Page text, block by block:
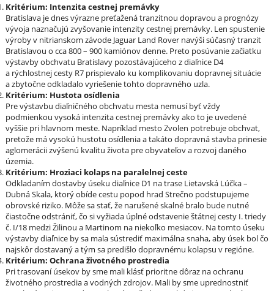
Kritérium: Intenzita cestnej premávky
Bratislava je dnes výrazne preťažená tranzitnou dopravou a prognózy
vývoja naznačujú zvyšovanie intenzity cestnej premávky. Len spustenie
výroby v nitrianskom závode Jaguar Land Rover navýši súčasný tranzit
Bratislavou o cca 800 – 900 kamiónov denne. Preto posúvanie začiatku
výstavby obchvatu Bratislavy pozostávajúceho z diaľnice D4
a rýchlostnej cesty R7 prispievalo ku komplikovaniu dopravnej situácie
a zbytočne odkladalo vyriešenie tohto dopravného uzla.
Kritérium: Hustota osídlenia
Pre výstavbu diaľničného obchvatu mesta nemusí byť vždy
podmienkou vysoká intenzita cestnej premávky ako to je uvedené
vyššie pri hlavnom meste. Napríklad mesto Zvolen potrebuje obchvat,
pretože má vysokú hustotu osídlenia a takáto dopravná stavba prinesie
aglomerácii zvýšenú kvalitu života pre obyvateľov a rozvoj daného
územia.
Kritérium: Hroziaci kolaps na paralelnej ceste
Odkladaním dostavby úseku diaľnice D1 na trase Lietavská Lúčka –
Dubná Skala, ktorý obíde cestu popod hrad Strečno podstupujeme
obrovské riziko. Môže sa stať, že narušené skalné bralo bude nutné
čiastočne odstrániť, čo si vyžiada úplné odstavenie štátnej cesty I. triedy
č. I/18 medzi Žilinou a Martinom na niekoľko mesiacov. Na tomto úseku
výstavby diaľnice by sa mala sústrediť maximálna snaha, aby úsek bol čo
najskôr dostavaný a tým sa predišlo dopravnému kolapsu v regióne.
Kritérium: Ochrana životného prostredia
Pri trasovaní úsekov by sme mali klásť prioritne dôraz na ochranu
životného prostredia a vodných zdrojov. Mali by sme uprednostniť